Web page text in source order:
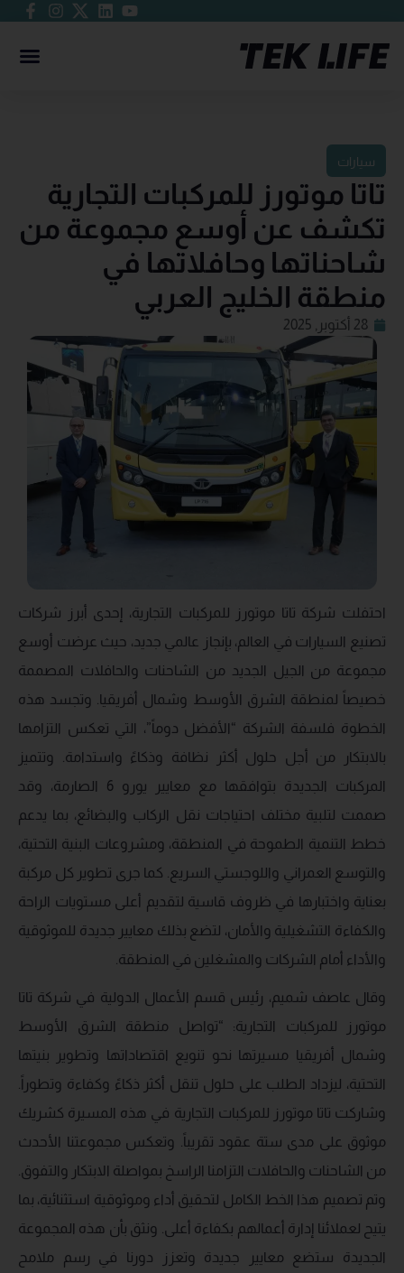
سيارات
تاتا موتورز للمركبات التجارية
تكشف عن أوسع مجموعة من
شاحناتها وحافلاتها في
منطقة الخليج العربي
28 أكتوبر, 2025
احتفلت شركة تاتا موتورز للمركبات التجارية، إحدى أبرز شركات
تصنيع السيارات في العالم، بإنجاز عالمي جديد، حيث عرضت أوسع
مجموعة من الجيل الجديد من الشاحنات والحافلات المصممة
خصيصاً لمنطقة الشرق الأوسط وشمال أفريقيا. وتجسد هذه
الخطوة فلسفة الشركة “الأفضل دوماً”، التي تعكس التزامها
بالابتكار من أجل حلول أكثر نظافة وذكاءً واستدامة. وتتميز
المركبات الجديدة بتوافقها مع معايير يورو 6 الصارمة، وقد
صممت لتلبية مختلف احتياجات نقل الركاب والبضائع، بما يدعم
خطط التنمية الطموحة في المنطقة، ومشروعات البنية التحتية،
والتوسع العمراني واللوجستي السريع. كما جرى تطوير كل مركبة
بعناية واختبارها في ظروف قاسية لتقديم أعلى مستويات الراحة
والكفاءة التشغيلية والأمان، لتضع بذلك معايير جديدة للموثوقية
والأداء أمام الشركات والمشغلين في المنطقة.
وقال عاصف شميم، رئيس قسم الأعمال الدولية في شركة تاتا
موتورز للمركبات التجارية: “تواصل منطقة الشرق الأوسط
وشمال أفريقيا مسيرتها نحو تنويع اقتصاداتها وتطوير بنيتها
التحتية، ليزداد الطلب على حلول تنقل أكثر ذكاءً وكفاءة وتطوراً.
وشاركت تاتا موتورز للمركبات التجارية في هذه المسيرة كشريك
موثوق على مدى ستة عقود تقريباً. وتعكس مجموعتنا الأحدث
من الشاحنات والحافلات التزامنا الراسخ بمواصلة الابتكار والتفوق.
وتم تصميم هذا الخط الكامل لتحقيق أداء وموثوقية استثنائية، بما
يتيح لعملائنا إدارة أعمالهم بكفاءة أعلى. ونثق بأن هذه المجموعة
الجديدة ستضع معايير جديدة وتعزز دورنا في رسم ملامح